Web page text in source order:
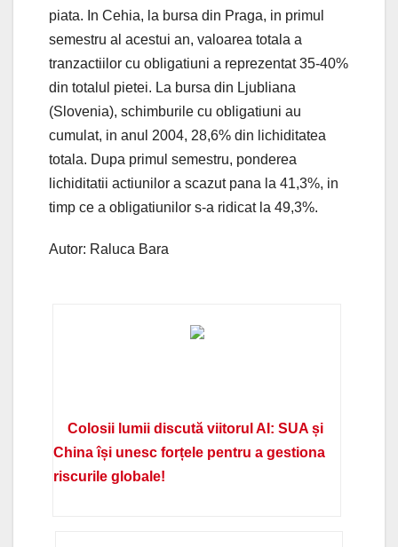
piata. In Cehia, la bursa din Praga, in primul
semestru al acestui an, valoarea totala a
tranzactiilor cu obligatiuni a reprezentat 35-40%
din totalul pietei. La bursa din Ljubliana
(Slovenia), schimburile cu obligatiuni au
cumulat, in anul 2004, 28,6% din lichiditatea
totala. Dupa primul semestru, ponderea
lichiditatii actiunilor a scazut pana la 41,3%, in
timp ce a obligatiunilor s-a ridicat la 49,3%.
Autor: Raluca Bara
Colosii lumii discută viitorul AI: SUA și
China își unesc forțele pentru a gestiona
riscurile globale!